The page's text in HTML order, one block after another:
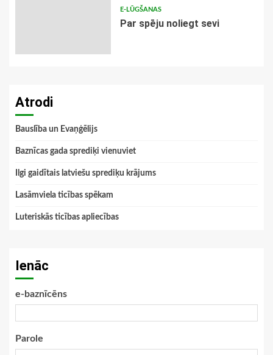
E-LŪGŠANAS
Par spēju noliegt sevi
Atrodi
Bauslība un Evaņģēlijs
Baznīcas gada sprediķi vienuviet
Ilgi gaidītais latviešu sprediķu krājums
Lasāmviela ticības spēkam
Luteriskās ticības apliecības
Ienāc
e-baznīcēns
Parole